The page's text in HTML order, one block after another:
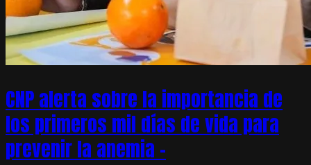
CNP alerta sobre la importancia de
los primeros mil días de vida para
prevenir la anemia –